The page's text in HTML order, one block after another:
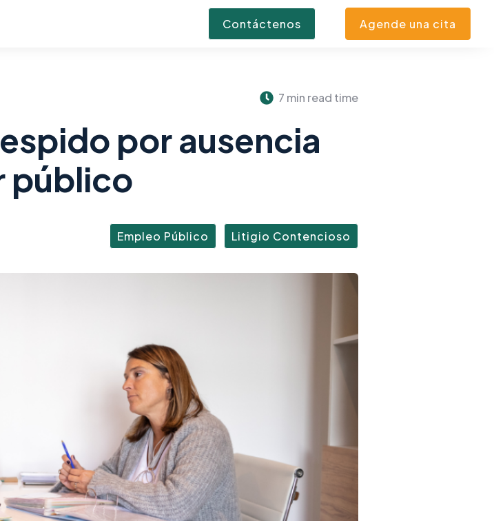
Contáctenos Agende una cita
7 min read time
por ausencia
público
Empleo Público Litigio Contencioso